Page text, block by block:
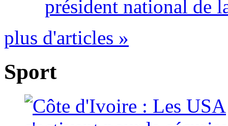
président national de
plus d'articles »
Sport